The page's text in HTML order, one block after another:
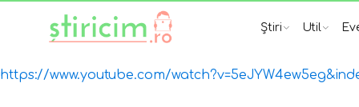
Știri Util
https://www.youtube.com/